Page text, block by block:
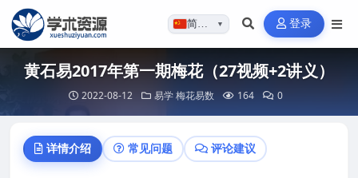
简体…▼ 登录
黄石易2017年第一期梅花（27视频+2讲义）
2022-08-12 易学梅花易数 164 0
详情介绍 常见问题 评论建议